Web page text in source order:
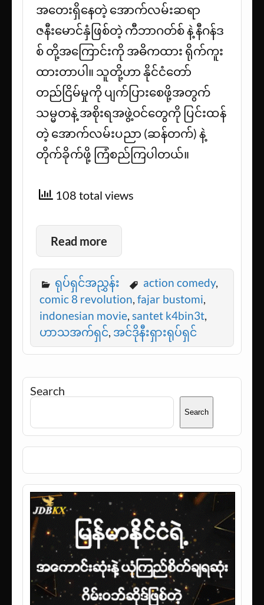
အတေးရှိနေတဲ့ အောက်လမ်းဆရာ
ဇနီးမောင်နှံဖြစ်တဲ့ ကီဘာဂတ်စ် နဲ့ နီဂန်ဒ
စ် တို့အကြောင်းကို အဓိကထား ရိုက်ကူး
ထားတာပါ။ သူတို့ဟာ နိုင်ငံတော်
တည်ငြိမ်မှုကို ပျက်ပြားစေဖို့အတွက်
သမ္မတနဲ့ အစိုးရအဖွဲ့ဝင်တွေကို ပြင်းထန်
တဲ့ အောက်လမ်းပညာ (ဆန်တက်) နဲ့
တိုက်ခိုက်ဖို့ ကြံစည်ကြပါတယ်။
108 total views
Read more
ရုပ်ရှင်အညွှန်း action comedy,
comic 8 revolution,fajar bustomi,
indonesian movie,santet k4bin3t,
ဟာသအက်ရှင်, အင်ဒိုနီးရှားရုပ်ရှင်
Search
Search